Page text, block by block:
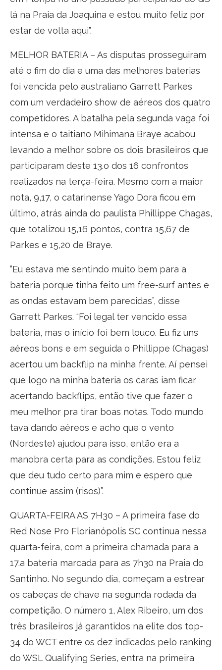
lá na Praia da Joaquina e estou muito feliz por
estar de volta aqui”.
MELHOR BATERIA – As disputas prosseguiram
até o fim do dia e uma das melhores baterias
foi vencida pelo australiano Garrett Parkes
com um verdadeiro show de aéreos dos quatro
competidores. A batalha pela segunda vaga foi
intensa e o taitiano Mihimana Braye acabou
levando a melhor sobre os dois brasileiros que
participaram deste 13.o dos 16 confrontos
realizados na terça-feira. Mesmo com a maior
nota, 9,17, o catarinense Yago Dora ficou em
último, atrás ainda do paulista Phillippe Chagas,
que totalizou 15,16 pontos, contra 15,67 de
Parkes e 15,20 de Braye.
“Eu estava me sentindo muito bem para a
bateria porque tinha feito um free-surf antes e
as ondas estavam bem parecidas”, disse
Garrett Parkes. “Foi legal ter vencido essa
bateria, mas o início foi bem louco. Eu fiz uns
aéreos bons e em seguida o Phillippe (Chagas)
acertou um backflip na minha frente. Aí pensei
que logo na minha bateria os caras iam ficar
acertando backflips, então tive que fazer o
meu melhor pra tirar boas notas. Todo mundo
tava dando aéreos e acho que o vento
(Nordeste) ajudou para isso, então era a
manobra certa para as condições. Estou feliz
que deu tudo certo para mim e espero que
continue assim (risos)”.
QUARTA-FEIRA AS 7H30 – A primeira fase do
Red Nose Pro Florianópolis SC continua nessa
quarta-feira, com a primeira chamada para a
17.a bateria marcada para as 7h30 na Praia do
Santinho. No segundo dia, começam a estrear
os cabeças de chave na segunda rodada da
competição. O número 1, Alex Ribeiro, um dos
três brasileiros já garantidos na elite dos top-
34 do WCT entre os dez indicados pelo ranking
do WSL Qualifying Series, entra na primeira